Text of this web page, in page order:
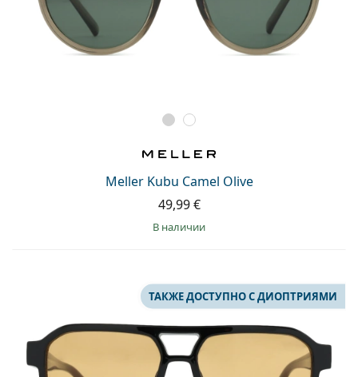
Meller Kubu Camel Olive
49,99 €
в наличии
ТАКЖЕ ДОСТУПНО С ДИОПТРИЯМИ